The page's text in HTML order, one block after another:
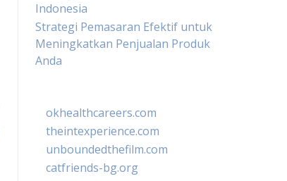
Indonesia
Strategi Pemasaran Efektif untuk
Meningkatkan Penjualan Produk
Anda
okhealthcareers.com
theintexperience.com
unboundedthefilm.com
catfriends-bg.org